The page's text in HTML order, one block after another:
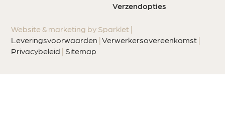
Verzendopties
Website & marketing by Sparklet |
Leveringsvoorwaarden |Verwerkersovereenkomst |
Privacybeleid | Sitemap